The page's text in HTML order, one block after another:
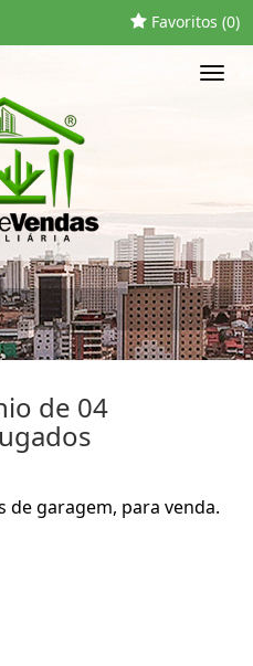
Favoritos (0)
de 04
de garagem, para venda.